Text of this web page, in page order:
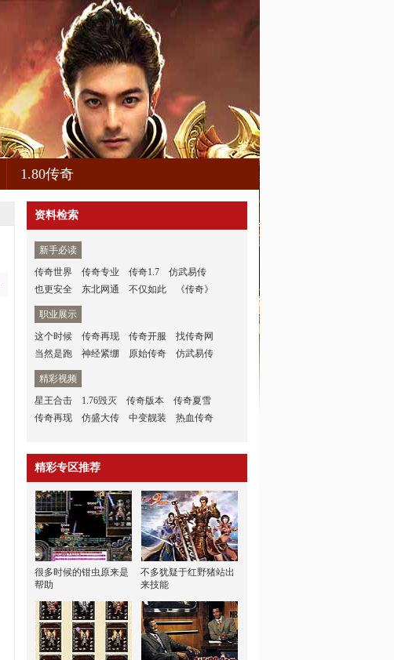
1.80传奇
资料检索
新手必读
传奇世界
传奇专业 传奇1.7
仿武易传
也更安全
东北网通 不仅如此 《传奇》
职业展示
这个时候
传奇再现 传奇开服
找传奇网
当然是跑
神经紧绷 原始传奇 仿武易传
精彩视频
星王合击
1.76毁灭 传奇版本
传奇夏雪
传奇再现
仿盛大传 中变靓装 热血传奇
精彩专区推荐
很多时候的钳虫原来是
帮助
不多犹疑于红野猪站出
来技能